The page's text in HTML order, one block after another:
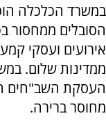
במשרד הכלכלה
הסובלים ממחסור
אירועים ועסקי
ממדינות שלום.
העסקת השב"חים
מחוסר ברירה.